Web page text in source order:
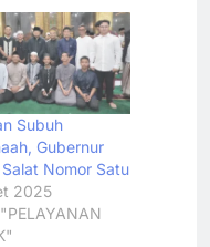
Subuh
Gubernur
Nomor Satu
2025